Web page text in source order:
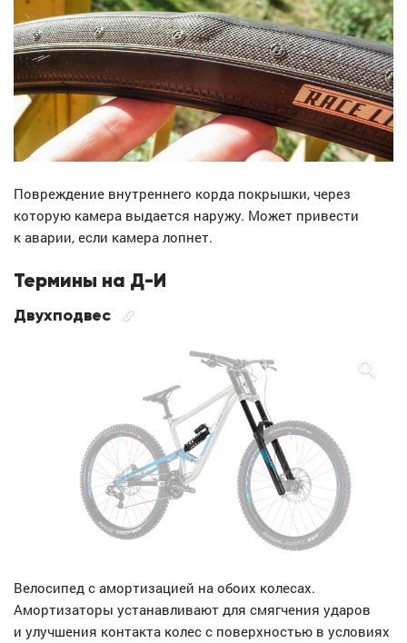
Повреждение внутреннего корда покрышки, через
которую камера выдается наружу. Может привести
к аварии, если камера лопнет.
Термины на Д-И
Двухподвес
Велосипед с амортизацией на обоих колесах.
Амортизаторы устанавливают для смягчения ударов
и улучшения контакта колес с поверхностью в условиях